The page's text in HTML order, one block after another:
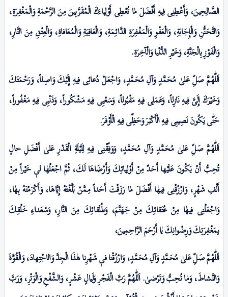
الصَّالِحِینَ، وَأَعْطِنِى فِيهِ أَفْضَلَ مٰا تُعْطِى أَوْلِياءَكَ الْمُقَرَّبِینَ مِنَ الرَّحْمَةِ وَالْمَغْفِرَةِ،
وَالتَّحَنُّنِ وَالْإِجَابَةِ، وَالْعَفْوِ وَالْمَغْفِرَةِ الدَّائِـمَةِ، وَالْعَافِيَةِ وَالْمُعَافاةِ، وَالْعِتْقِ مِنَ النَّارِ،
وَالْفَوْزِ بِالْجَنَّةِ، وَخَیْرِ الدُّنْيا وَالْآخِرَةِ.
اَللّٰهُمَّ صَلِّ عَلیٰ مُحَمَّدٍ وَآلِ مُحَمَّدٍ، وَاجْعَلْ دُعائِی فِيهِ إِلَيْكَ وَاصِلاً، وَرَحْمَتَكَ
وَخَیْرَكَ إِلَیَّ فِيهِ نَازِلاً، وَعَمَلِی فِيهِ مَقْبُولاً، وَسَعْيِى فِيهِ مَشْكُوراً، وَذَنْبِى فِيهِ مَغْفُوراً،
حَتّٰى يَكُونَ نَصِيبِى فِيهِ الْأَكْبَ‍رَ وَحَظِّى فِيهِ الْأَوْفَرَ.
اَللّٰهُمَّ صَلِّ عَلیٰ مُحَمَّدٍ وَآلِ مُحَمَّدٍ، وَوَفِّقْنِى فِيهِ لِلَيْلَةِ الْقَدْرِ عَلیٰ أَفْضَلِ حالٍ
تُحِبُّ أَنْ يَكُونَ عَلَيْها أَحَدٌ مِنْ أَوْلِيائِكَ وَأَرْضَاهَا لَكَ، ثُمَّ اجْعَلْهٰا لیٖ خَیْراً مِنْ
أَلْفِ شَهْرٍ، وَارْزُقْنِى فِيهٰا أَفْضَلَ مٰا رَزَقْتَ أَحَداً مِمَّنْ بَلَّغْتَهُ إِيَّاهَا، وَأَكْرَمْتَهُ بِهٰا،
وَاجْعَلْنِى فِيهٰا مِنْ عُتَقائِكَ مِنْ جَهَنَّمَ، وَطُلَقائِكَ مِنَ النَّارِ، وَسُعَداءِ خَلْقِكَ
بـِمَغْفِرَتِكَ وَرِضْوانِكَ يٰا أَرْحَمَ الرَّاحِمِینَ،
اَللّٰهُمَّ صَلِّ عَلیٰ مُحَمَّدٍ وَآلِ مُحَمَّدٍ، وَارْزُقْنا فیٖ شَهْرِنا هٰذَا الْجِدَّ وَالاجْتِهادَ، وَالْقُوَّةَ
وَالنَّشاطَ، وَمٰا تُحِبُّ وَتَرْضیٰ. اَللّٰهُمَّ رَبَّ الْفَجْرِ وَلَيالٍ عَشْـرٍ، وَالشَّفْعِ وَالْوَتْرِ، وَرَبَّ